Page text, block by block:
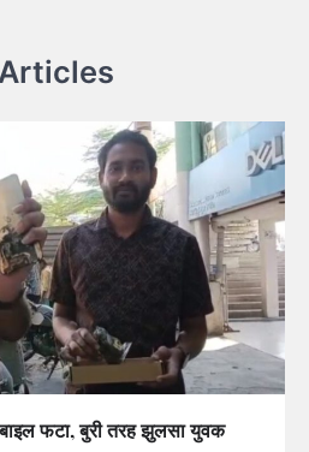
फटा, बुरी तरह झुलसा युवक